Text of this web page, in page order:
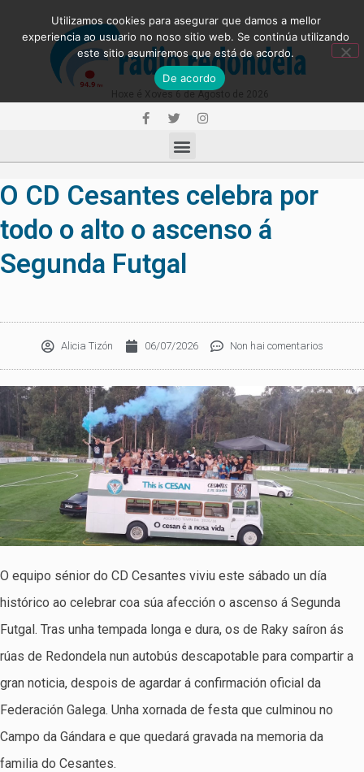
O CD Cesantes celebra por
todo o alto o ascenso á
Segunda Futgal
Alicia Tizón 06/07/2026 Non hai comentarios
O equipo sénior do CD Cesantes viviu este sábado un día
histórico ao celebrar coa súa afección o ascenso á Segunda
Futgal. Tras unha tempada longa e dura, os de Raky saíron ás
rúas de Redondela nun autobús descapotable para compartir a
gran noticia, despois de agardar á confirmación oficial da
Federación Galega. Unha xornada de festa que culminou no
Campo da Gándara e que quedará gravada na memoria da
familia do Cesantes.
Utilizamos cookies para asegurar que damos a mellor
experiencia ao usuario no noso sitio web. Se continúa utilizando
este sitio asumiremos que está de acordo.
De acordo